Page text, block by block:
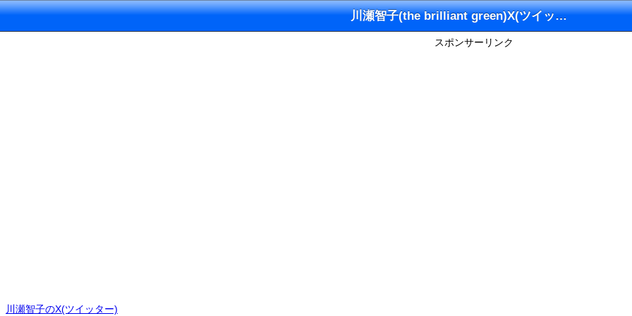
川瀬智子(the brilliant green)X(ツイッター)
スポンサーリンク
川瀬智子のX(ツイッター)